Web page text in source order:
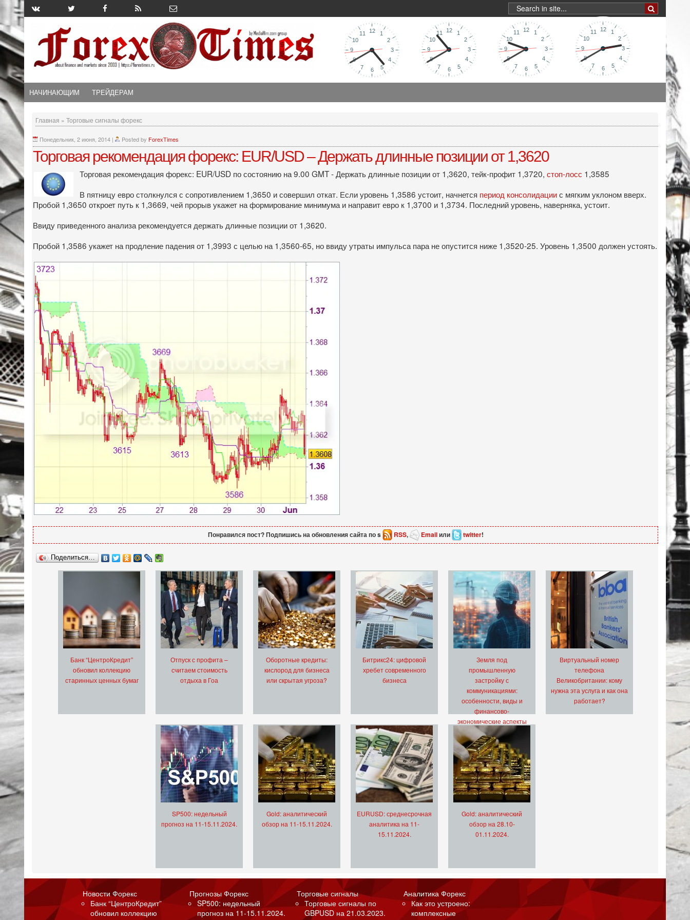
НАЧИНАЮЩИМ ТРЕЙДЕРАМ
Главная » Торговые сигналы форекс
Понедельник, 2 июня, 2014 | Posted by ForexTimes
Торговая рекомендация форекс: EUR/USD – Держать длинные позиции от 1,3620
Торговая рекомендация форекс: EUR/USD по состоянию на 9.00 GMT - Держать длинные позиции от 1,3620, тейк-профит 1,3720, стоп-лосс 1,3585
В пятницу евро столкнулся с сопротивлением 1,3650 и совершил откат. Если уровень 1,3586 устоит, начнется период консолидациис мягким уклоном вверх.
Пробой 1,3650 откроет путь к 1,3669, чей прорыв укажет на формирование минимума и направит евро к 1,3700 и 1,3734. Последний уровень, наверняка, устоит.
Ввиду приведенного анализа рекомендуется держать длинные позиции от 1,3620.
Пробой 1,3586 укажет на продление падения от 1,3993 с целью на 1,3560-65, но ввиду утраты импульса пара не опустится ниже 1,3520-25. Уровень 1,3500 должен устоять.
Понравился пост? Подпишись на обновления сайта по s RSS, Emailили twitter!
Поделиться…
Банк “ЦентроКредит”
обновил коллекцию
старинных ценных бумаг
Отпуск с профита –
считаем стоимость
отдыха в Гоа
Оборотные кредиты:
кислород для бизнеса
или скрытая угроза?
Битрикс24: цифровой
хребет современного
бизнеса
Земля под
промышленную
застройку с
коммуникациями:
особенности, виды и
финансово-
экономические аспекты
Виртуальный номер
телефона
Великобритании: кому
нужна эта услуга и как она
работает?
SP500: недельный
прогноз на 11-15.11.2024.
Gold: аналитический
обзор на 11-15.11.2024.
EURUSD: среднесрочная
аналитика на 11-
15.11.2024.
Gold: аналитический
обзор на 28.10-
01.11.2024.
Новости Форекс
Банк “ЦентроКредит”
обновил коллекцию
Прогнозы Форекс
SP500: недельный
прогноз на 11-15.11.2024.
Торговые сигналы
Торговые сигналы по
GBPUSD на 21.03.2023.
Аналитика Форекс
Как это устроено:
комплексные